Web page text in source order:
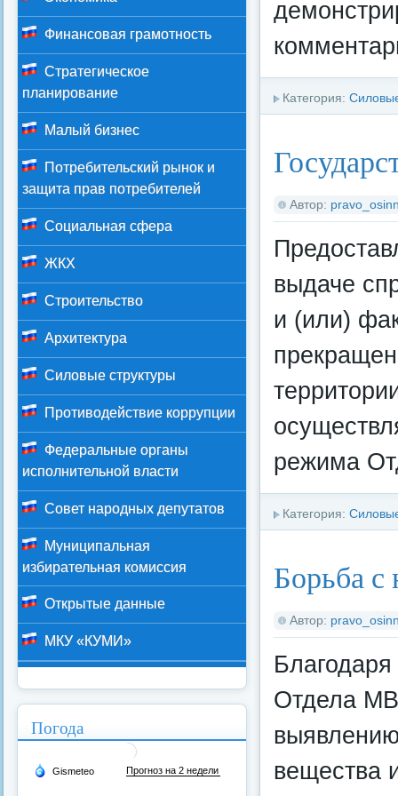
Категория:
Автор:
выдаче
и (или)
режима
Категория:
Борьба с
Автор:
Отдела
вещества
Финансовая грамотность
Стратегическое
планирование
Малый бизнес
Потребительский рынок и
защита прав потребителей
Социальная сфера
ЖКХ
Строительство
Архитектура
Силовые структуры
Противодействие коррупции
Федеральные органы
исполнительной власти
Совет народных депутатов
Муниципальная
избирательная комиссия
Открытые данные
МКУ «КУМИ»
Погода